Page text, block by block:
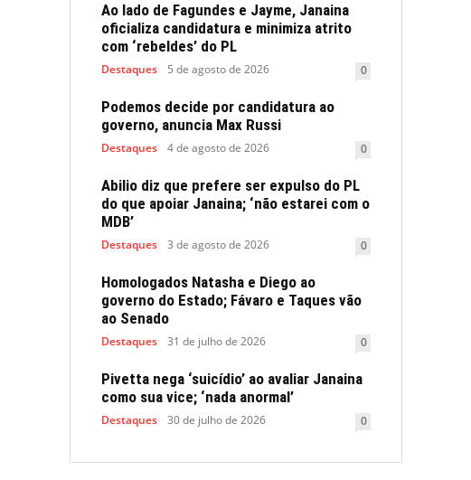
Ao lado de Fagundes e Jayme, Janaina
oficializa candidatura e minimiza atrito
com ‘rebeldes’ do PL
Destaques 5 de agosto de 2026 0
Podemos decide por candidatura ao
governo, anuncia Max Russi
Destaques 4 de agosto de 2026 0
Abilio diz que prefere ser expulso do PL
do que apoiar Janaina; ‘não estarei com o
MDB’
Destaques 3 de agosto de 2026 0
Homologados Natasha e Diego ao
governo do Estado; Fávaro e Taques vão
ao Senado
Destaques 31 de julho de 2026 0
Pivetta nega ‘suicídio’ ao avaliar Janaina
como sua vice; ‘nada anormal’
Destaques 30 de julho de 2026 0